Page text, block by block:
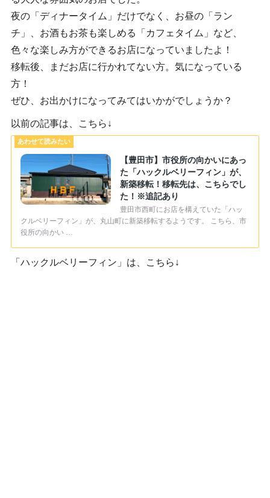
夜の「ディナータイム」だけでなく、お昼の「ラン
チ」、お酒もお茶も楽しめる「カフェタイム」など、
色々な楽しみ方ができるお店になっていましたよ！
移転後、まだお店に行かれてない方。気になっている
方！
ぜひ、お出かけになってみてはいかがでしょうか？
以前の記事は、こちら↓
【豊田市】市役所の向かいにあっ
た「ハックルベリーフィン」が、
新築移転！移転先は、こちらでし
た！※追記あり
豊田市西町にお店を構えていた「ハッ
クルベリーフィン」が、丸山町に新築移転するようです。 こちら、市
役所の向かい …
「ハックルベリーフィン」は、こちら↓